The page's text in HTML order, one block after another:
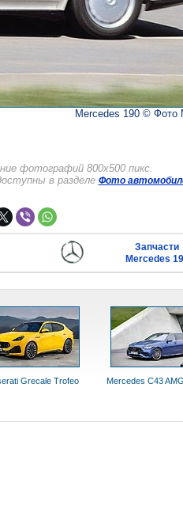
Mercedes 190 © Фото
фотографий 800x500 пикс.
в разделе Фото
Запчасти
Mercedes
Grecale Trofeo
Mercedes C43